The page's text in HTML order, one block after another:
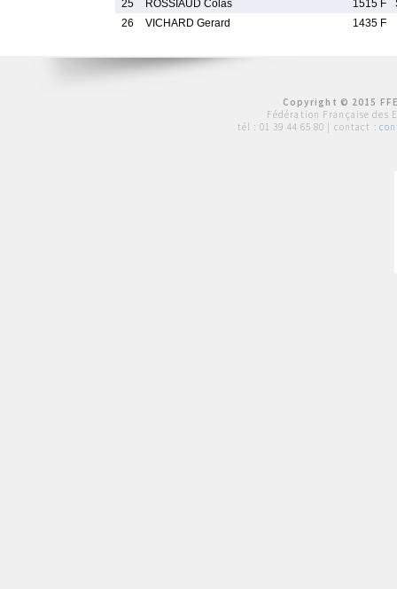
25
ROSSIAUD Colas 1515 F
26
VICHARD Gerard 1435 F
Copyright © 2015
Fédération Française des
tél : 01 39 44 65 80 | contact :